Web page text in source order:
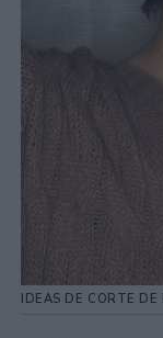
IDEAS DE CORTE